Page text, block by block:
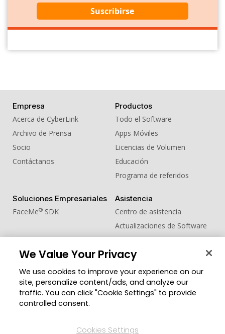
Suscribirse
Empresa
Acerca de CyberLink
Archivo de Prensa
Socio
Contáctanos
Productos
Todo el Software
Apps Móviles
Licencias de Volumen
Educación
Programa de referidos
Soluciones Empresariales
FaceMe® SDK
Asistencia
Centro de asistencia
Actualizaciones de Software
Centro de Aprendizaje
Zona de Miembros
Blog
Cambiar región
We Value Your Privacy
We use cookies to improve your experience on our
site, personalize content/ads, and analyze our
traffic. You can click "Cookie Settings" to provide
controlled consent.
Cookies Settings